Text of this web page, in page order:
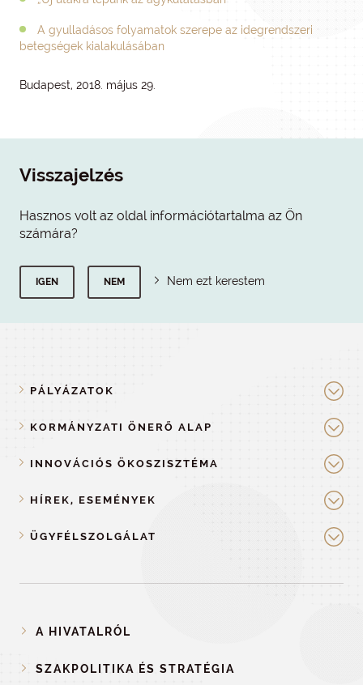
A gyulladásos folyamatok szerepe az idegrendszeri
betegségek kialakulásában
Budapest, 2018. május 29.
Visszajelzés
Hasznos volt az oldal információtartalma az Ön
számára?
IGEN NEM Nem ezt kerestem
PÁLYÁZATOK
KORMÁNYZATI ÖNERŐ ALAP
INNOVÁCIÓS ÖKOSZISZTÉMA
HÍREK, ESEMÉNYEK
ÜGYFÉLSZOLGÁLAT
A HIVATALRÓL
SZAKPOLITIKA ÉS STRATÉGIA